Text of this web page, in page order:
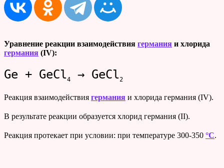
Уравнение реакции взаимодействия германия и хлорида
германия (IV):
Ge + GeCl4 → GeCl2
Реакция взаимодействия германия и хлорида германия (IV).
В результате реакции образуется хлорид германия (II).
Реакция протекает при условии: при температуре 300-350 °C.